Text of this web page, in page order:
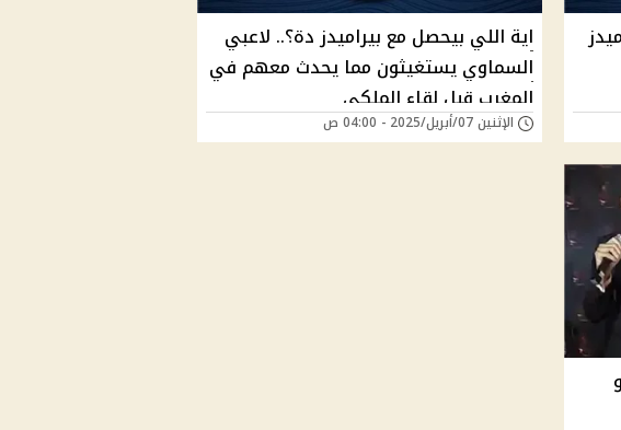
اية اللي بيحصل مع بيراميدز دة؟.. لاعبي
السماوي يستغيثون مما يحدث معهم في
المغرب قبل لقاء الملكي
الإثنين 07/أبريل/2025 - 04:00 ص